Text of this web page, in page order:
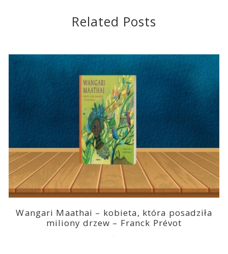
Related Posts
Wangari Maathai – kobieta, która posadziła
miliony drzew – Franck Prévot